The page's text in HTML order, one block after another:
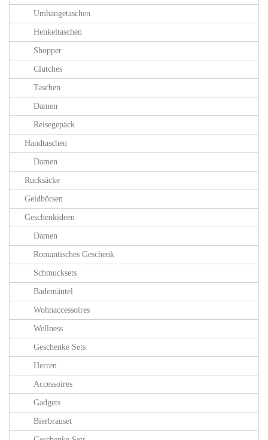
Umhängetaschen
Henkeltaschen
Shopper
Clutches
Taschen
Damen
Reisegepäck
Handtaschen
Damen
Rucksäcke
Geldbörsen
Geschenkideen
Damen
Romantisches Geschenk
Schmucksets
Bademäntel
Wohnaccessoires
Wellness
Geschenke Sets
Herren
Accessoires
Gadgets
Bierbrauset